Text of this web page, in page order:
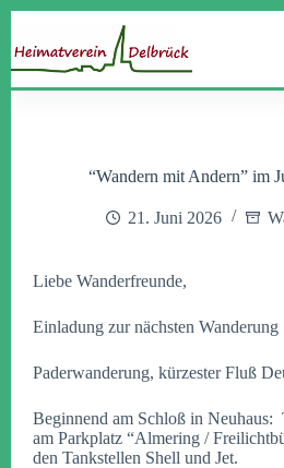
springen
“Wandern mit Andern” im
21. Juni 2026
Liebe Wanderfreunde,
Einladung zur nächsten Wanderung
Paderwanderung, kürzester Fluß
Beginnend am Schloß in Neuhaus:
am Parkplatz “Almering /
den Tankstellen Shell und Jet.